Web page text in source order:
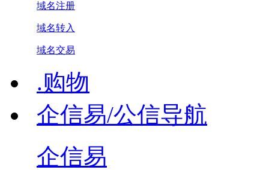
域名注册
域名转入
域名交易
.购物
企信易/公信导航
企信易